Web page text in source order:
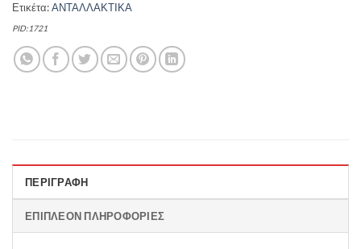
Ετικέτα:ΑΝΤΑΛΛΑΚΤΙΚΑ
PID:1721
ΠΕΡΙΓΡΑΦΉ
ΕΠΙΠΛΈΟΝ ΠΛΗΡΟΦΟΡΊΕΣ